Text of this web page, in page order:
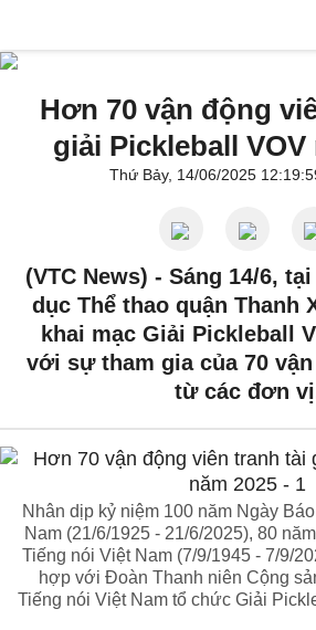
Hơn 70 vận động
giải Pickleball VOV
Thứ Bảy, 14/06/2025
(VTC News) - Sáng 14/6,
dục Thể thao quận Thanh
khai mạc Giải Pickleball
với sự tham gia của 70
từ các đơn
Nhân dịp kỷ niệm 100 năm Ngày
Nam (21/6/1925 - 21/6/2025), 80
Tiếng nói Việt Nam (7/9/1945 - 7/9/
hợp với Đoàn Thanh niên Cộng
Tiếng nói Việt Nam tổ chức Giải